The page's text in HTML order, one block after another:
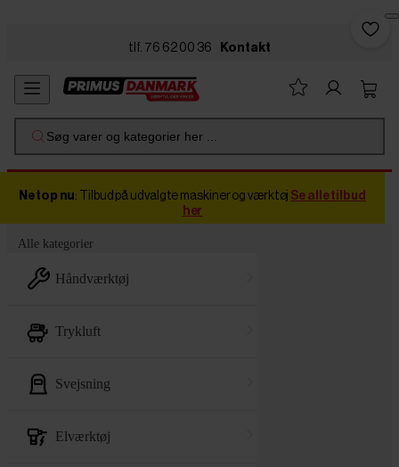
tlf. 76 62 00 36 Kontakt
Søg varer og kategorier her ...
Netop nu: Tilbud på udvalgte maskiner og værktøj Se alle tilbud
her
Alle kategorier
håndværktøj
trykluft
svejsning
elværktøj